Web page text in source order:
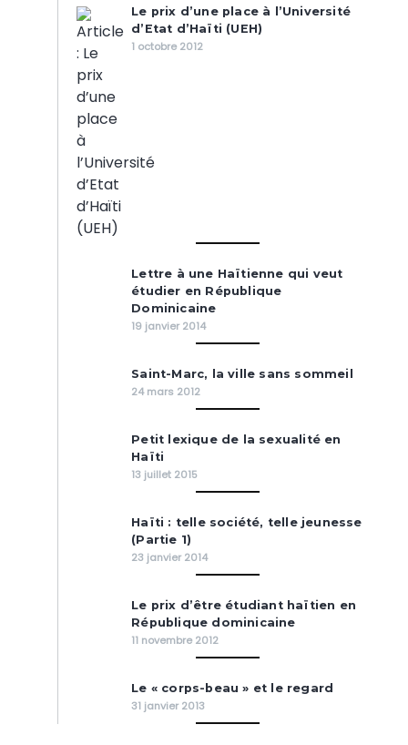
Le prix d’une place à l’Université
d’Etat d’Haïti (UEH)
1 octobre 2012
Lettre à une Haïtienne qui veut
étudier en République
Dominicaine
19 janvier 2014
Saint-Marc, la ville sans sommeil
24 mars 2012
Petit lexique de la sexualité en
Haïti
13 juillet 2015
Haïti : telle société, telle jeunesse
(Partie 1)
23 janvier 2014
Le prix d’être étudiant haïtien en
République dominicaine
11 novembre 2012
Le « corps-beau » et le regard
31 janvier 2013